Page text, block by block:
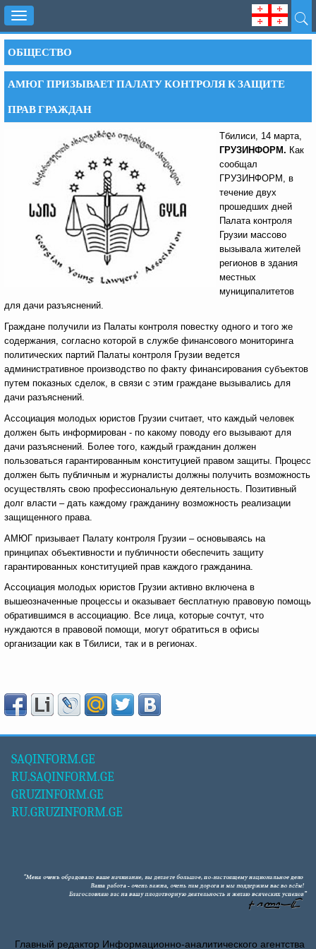
Toggle
navigation
ОБЩЕСТВО
АМЮГ ПРИЗЫВАЕТ ПАЛАТУ КОНТРОЛЯ К ЗАЩИТЕ
ПРАВ ГРАЖДАН
Тбилиси, 14 марта,
ГРУЗИНФОРМ. Как
сообщал
ГРУЗИНФОРМ, в
течение двух
прошедших дней
Палата контроля
Грузии массово
вызывала жителей
регионов в здания
местных
муниципалитетов
для дачи разъяснений.
Граждане получили из Палаты контроля повестку одного и того же
содержания, согласно которой в службе финансового мониторинга
политических партий Палаты контроля Грузии ведется
административное производство по факту финансирования субъектов
путем показных сделок, в связи с этим граждане вызывались для
дачи разъяснений.
Ассоциация молодых юристов Грузии считает, что каждый человек
должен быть информирован - по какому поводу его вызывают для
дачи разъяснений. Более того, каждый гражданин должен
пользоваться гарантированным конституцией правом защиты. Процесс
должен быть публичным и журналисты должны получить возможность
осуществлять свою профессиональную деятельность. Позитивный
долг власти – дать каждому гражданину возможность реализации
защищенного права.
АМЮГ призывает Палату контроля Грузии – основываясь на
принципах объективности и публичности обеспечить защиту
гарантированных конституцией прав каждого гражданина.
Ассоциация молодых юристов Грузии активно включена в
вышеозначенные процессы и оказывает бесплатную правовую помощь
обратившимся в ассоциацию. Все лица, которые сочтут, что
нуждаются в правовой помощи, могут обратиться в офисы
организации как в Тбилиси, так и в регионах.
SAQINFORM.GE
RU.SAQINFORM.GE
GRUZINFORM.GE
RU.GRUZINFORM.GE
Главный редактор Информационно-аналитического агентства